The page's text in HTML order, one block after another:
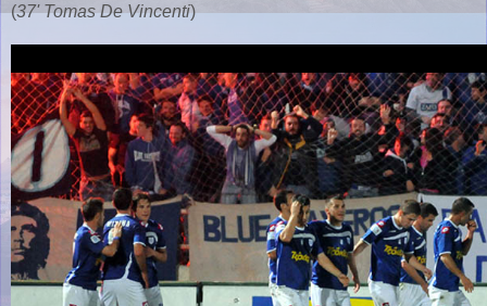
(37' Tomas De Vincenti)